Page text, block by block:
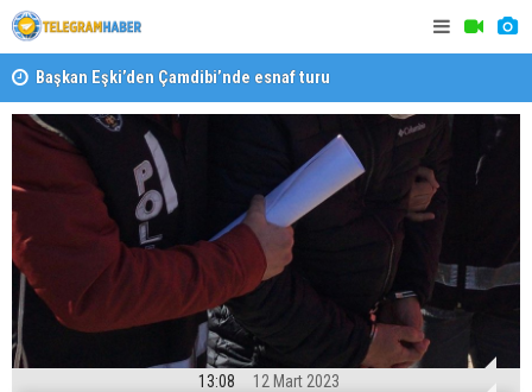
Başkan Eşki’den Çamdibi’nde esnaf turu
13:08 12 Mart 2023